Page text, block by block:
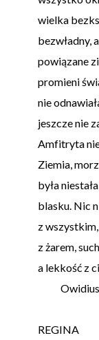
wielka
bezwładny,
powiązane
promieni
nie
jeszcze nie
Amfitryta
Ziemia,
była
blasku. Nic
z
z żarem,
a lekkość z
REGINA